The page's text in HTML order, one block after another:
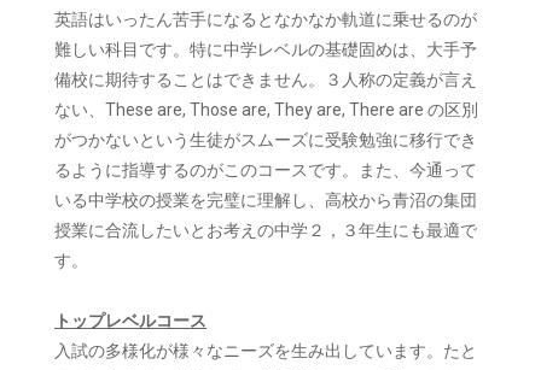
英語はいったん苦手になるとなかなか軌道に乗せるのが
難しい科目です。特に中学レベルの基礎固めは、大手予
備校に期待することはできません。３人称の定義が言え
ない、These are, Those are, They are, There are の区別
がつかないという生徒がスムーズに受験勉強に移行でき
るように指導するのがこのコースです。また、今通って
いる中学校の授業を完璧に理解し、高校から青沼の集団
授業に合流したいとお考えの中学２，３年生にも最適で
す。
トップレベルコース
入試の多様化が様々なニーズを生み出しています。たと